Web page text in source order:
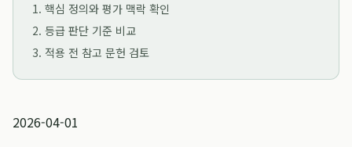
1. 핵심 정의와 평가 맥락 확인
2. 등급 판단 기준 비교
3. 적용 전 참고 문헌 검토
2026-04-01